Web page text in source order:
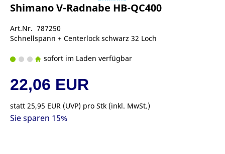
Shimano V-Radnabe HB-QC400
Art.Nr. 787250
Schnellspann + Centerlock schwarz 32 Loch
sofort im Laden verfügbar
22,06 EUR
statt 25,95 EUR (UVP) pro Stk (inkl. MwSt.)
Sie sparen 15%